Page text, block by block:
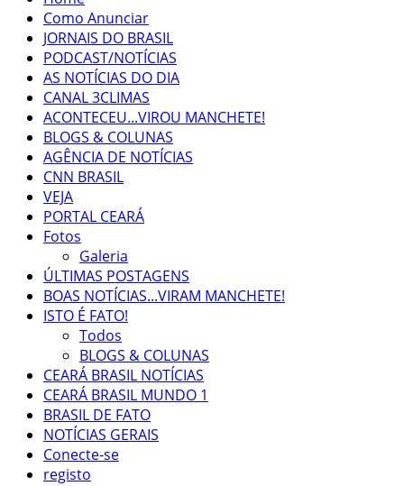
Como Anunciar
JORNAIS DO BRASIL
PODCAST/NOTÍCIAS
AS NOTÍCIAS DO DIA
CANAL 3CLIMAS
ACONTECEU...VIROU MANCHETE!
BLOGS & COLUNAS
AGÊNCIA DE NOTÍCIAS
CNN BRASIL
VEJA
PORTAL CEARÁ
Fotos
Galeria
ÚLTIMAS POSTAGENS
BOAS NOTÍCIAS...VIRAM MANCHETE!
ISTO É FATO!
Todos
BLOGS & COLUNAS
CEARÁ BRASIL NOTÍCIAS
CEARÁ BRASIL MUNDO 1
BRASIL DE FATO
NOTÍCIAS GERAIS
Conecte-se
registo